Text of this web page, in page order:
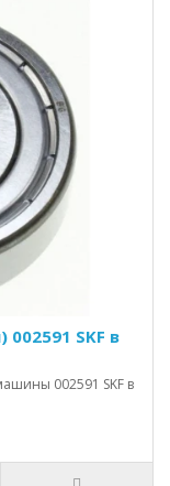
SKF в
002591 SKF в